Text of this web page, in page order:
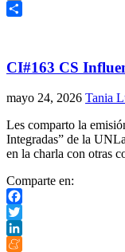
Link
Print
CI#163 CS
mayo 24, 2026 Tania
Les comparto la
Integradas” de la
en la charla con otras
Comparte en:
Facebook
Twitter
LinkedIn